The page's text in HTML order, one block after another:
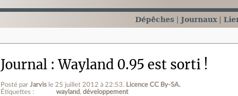
Dépêches Journaux
Journal Wayland 0.95 est sorti !
Posté parJarvis le 25 juillet 2012 à 22:53. Licence CC By‑SA.
Étiquettes :
wayland développement